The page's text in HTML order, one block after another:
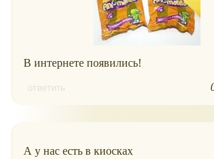
В интернете появились!
ответить
А у нас есть в киосках